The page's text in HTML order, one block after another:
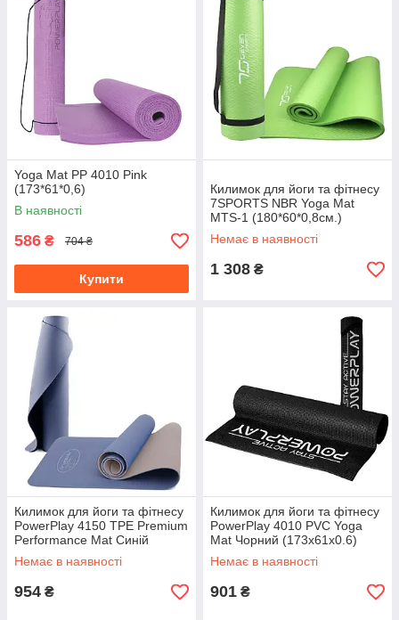
Yoga Mat PP 4010 Pink
(173*61*0,6)
В наявності
586 ₴ 704 ₴
Купити
Килимок для йоги та фітнесу
7SPORTS NBR Yoga Mat
MTS-1 (180*60*0,8см.)
Зелений
Немає в наявності
1 308 ₴
Килимок для йоги та фітнесу
PowerPlay 4150 TPE Premium
Performance Mat Синій
(183x61x0.6)
Немає в наявності
954 ₴
Килимок для йоги та фітнесу
PowerPlay 4010 PVC Yoga
Mat Чорний (173x61x0.6)
Немає в наявності
901 ₴